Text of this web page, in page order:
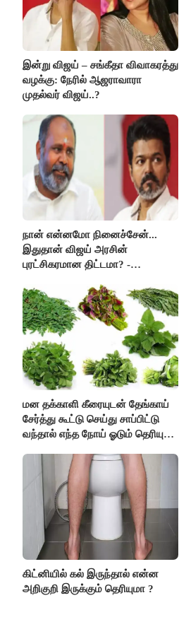
இன்று விஜய் – சங்கீதா விவாகரத்து
வழக்கு: நேரில் ஆஜராவாரா
முதல்வர் விஜய்..?
நான் என்னமோ நினைச்சேன்...
இதுதான் விஜய் அரசின்
புரட்சிகரமான திட்டமா? -
மன தக்காளி கீரையுடன் தேங்காய்
சேர்த்து கூட்டு செய்து சாப்பிட்டு
வந்தால் எந்த நோய் ஓடும் தெரியுமா
கிட்னியில் கல் இருந்தால் என்ன
அறிகுறி இருக்கும் தெரியுமா ?